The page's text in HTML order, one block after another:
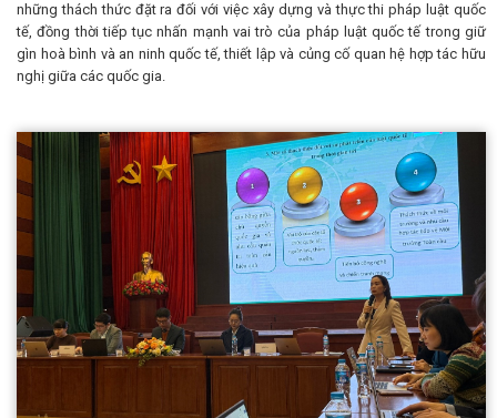
những thách thức đặt ra đối với việc xây dựng và thực thi pháp luật quốc
tế, đồng thời tiếp tục nhấn mạnh vai trò của pháp luật quốc tế trong giữ
gìn hoà bình và an ninh quốc tế, thiết lập và củng cố quan hệ hợp tác hữu
nghị giữa các quốc gia.